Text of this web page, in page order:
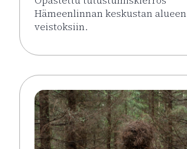
Hämeenlinnan keskustan alueen
veistoksiin.